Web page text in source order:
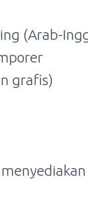
(Arab-
grafis)